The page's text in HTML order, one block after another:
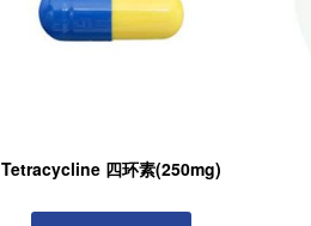
Tetracycline 四环素(250mg)